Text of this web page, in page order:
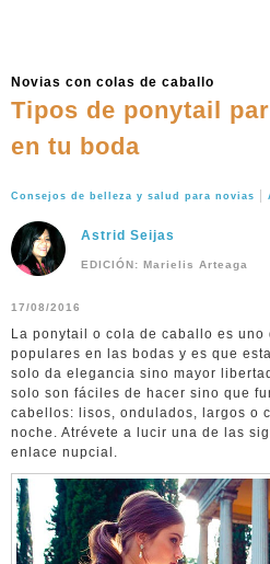
Novias con colas de caballo
Tipos de ponytail
en tu boda
Consejos de belleza y salud para novias
Astrid Seijas
EDICIÓN: Marielis Arteaga
17/08/2016
La ponytail o cola de caballo es uno
populares en las bodas y es que
solo da elegancia sino mayor
solo son fáciles de hacer sino que
cabellos: lisos, ondulados, largos o
noche. Atrévete a lucir una de las
enlace nupcial.